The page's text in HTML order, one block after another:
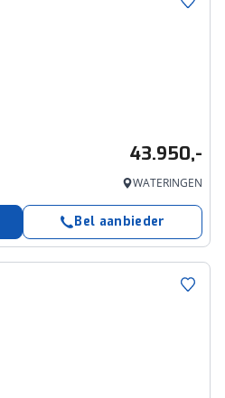
43.950,-
WATERINGEN
Bel aanbieder